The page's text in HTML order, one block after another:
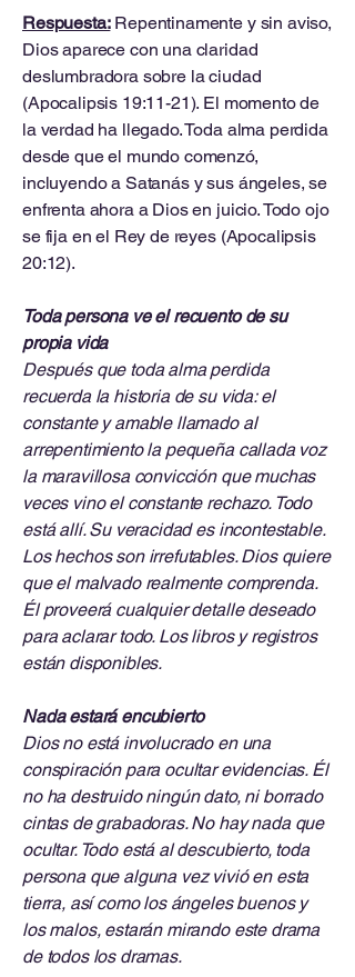
Respuesta:Repentinamente y sin aviso,
Dios aparece con una claridad
deslumbradora sobre la ciudad
(Apocalipsis 19:11-21). El momento de
la verdad ha llegado. Toda alma perdida
desde que el mundo comenzó,
incluyendo a Satanás y sus ángeles, se
enfrenta ahora a Dios en juicio. Todo ojo
se fija en el Rey de reyes (Apocalipsis
20:12).
Toda persona ve el recuento de su
propia vida
Después que toda alma perdida
recuerda la historia de su vida: el
constante y amable llamado al
arrepentimiento la pequeña callada voz
la maravillosa convicción que muchas
veces vino el constante rechazo. Todo
está allí. Su veracidad es incontestable.
Los hechos son irrefutables. Dios quiere
que el malvado realmente comprenda.
Él proveerá cualquier detalle deseado
para aclarar todo. Los libros y registros
están disponibles.
Nada estará encubierto
Dios no está involucrado en una
conspiración para ocultar evidencias. Él
no ha destruido ningún dato, ni borrado
cintas de grabadoras. No hay nada que
ocultar. Todo está al descubierto, toda
persona que alguna vez vivió en esta
tierra, así como los ángeles buenos y
los malos, estarán mirando este drama
de todos los dramas.